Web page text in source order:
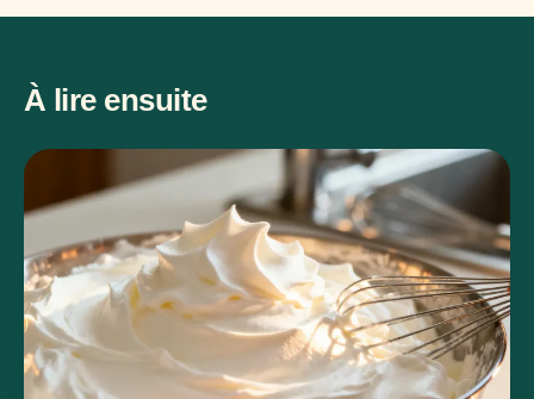
À lire ensuite